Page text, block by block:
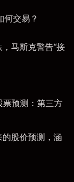
何交易？
马斯克警告“接
预测：第三方
股价预测，涵